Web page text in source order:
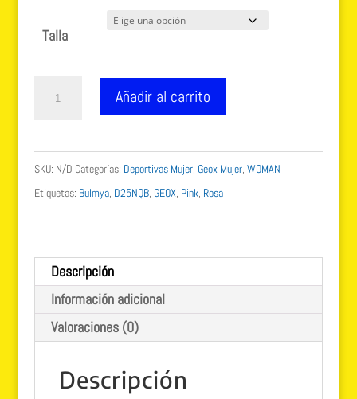
original
89.99 €.
actual
79.99 €.
Talla
cantidad
Añadir al carrito
SKU: N/D Categorías: Deportivas Mujer, Geox Mujer, WOMAN
Etiquetas: Bulmya, D25NQB, GEOX, Pink, Rosa
Descripción
Información adicional
Valoraciones (0)
Descripción